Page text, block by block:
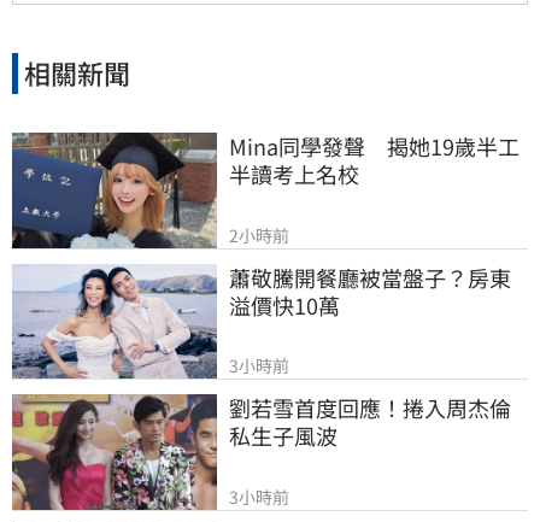
相關新聞
Mina同學發聲　揭她19歲半工
半讀考上名校
2小時前
蕭敬騰開餐廳被當盤子？房東
溢價快10萬
3小時前
劉若雪首度回應！捲入周杰倫
私生子風波
3小時前